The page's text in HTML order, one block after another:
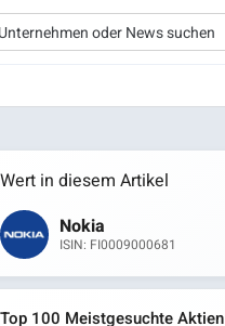
Wert in diesem Artikel
Nokia
ISIN: FI0009000681
Top 100 Meistgesuchte Aktien